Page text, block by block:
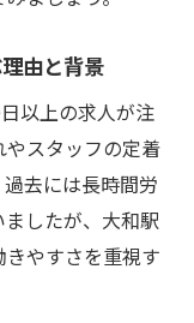
由と背景
以上の求人が注
スタッフの定着
去には長時間労
したが、大和駅
やすさを重視す